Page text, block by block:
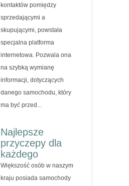
kontaktów pomiędzy
sprzedającymi a
skupującymi, powstała
specjalna platforma
internetowa. Pozwala ona
na szybką wymianę
informacji, dotyczących
danego samochodu, który
ma być przed...
Najlepsze
przyczepy dla
każdego
Większość osób w naszym
kraju posiada samochody